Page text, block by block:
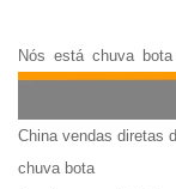
Nós estáchuvabota
China vendas diretas
chuva bota